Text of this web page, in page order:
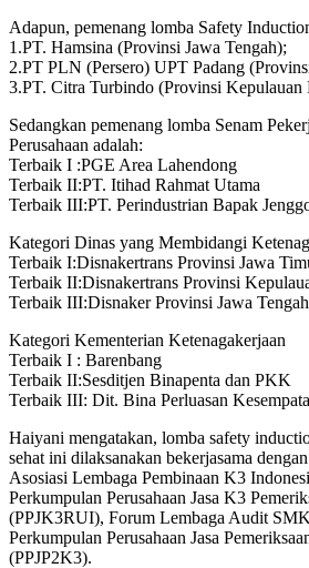
Adapun, pemenang lomba Safety
1.PT. Hamsina (Provinsi Jawa Tengah);
2.PT PLN (Persero) UPT Padang
3.PT. Citra Turbindo (Provinsi Kepulauan
Sedangkan pemenang lomba Senam
Perusahaan adalah:
Terbaik I :PGE Area Lahendong
Terbaik II:PT. Itihad Rahmat Utama
Terbaik III:PT. Perindustrian Bapak
Kategori Dinas yang Membidangi
Terbaik I:Disnakertrans Provinsi Jawa
Terbaik II:Disnakertrans Provinsi
Terbaik III:Disnaker Provinsi Jawa Tengah
Kategori Kementerian Ketenagakerjaan
Terbaik I : Barenbang
Terbaik II:Sesditjen Binapenta dan PKK
Terbaik III: Dit. Bina Perluasan
Haiyani mengatakan, lomba safety
sehat ini dilaksanakan bekerjasama
Asosiasi Lembaga Pembinaan K3
Perkumpulan Perusahaan Jasa K3
(PPJK3RUI), Forum Lembaga Audit
Perkumpulan Perusahaan Jasa
(PPJP2K3).